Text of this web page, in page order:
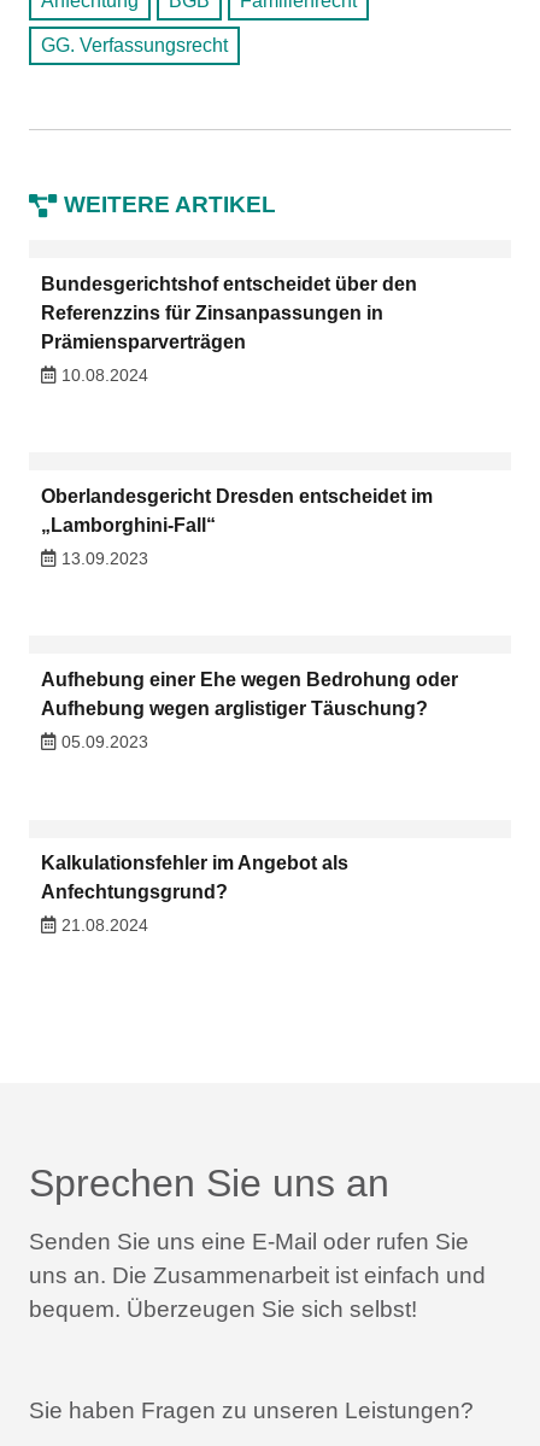
GG. Verfassungsrecht
WEITERE ARTIKEL
Bundesgerichtshof entscheidet über den
Referenzzins für Zinsanpassungen in
Prämiensparverträgen
10.08.2024
Oberlandesgericht Dresden entscheidet im
„Lamborghini-Fall“
13.09.2023
Aufhebung einer Ehe wegen Bedrohung oder
Aufhebung wegen arglistiger Täuschung?
05.09.2023
Kalkulationsfehler im Angebot als
Anfechtungsgrund?
21.08.2024
Sprechen Sie uns an
Senden Sie uns eine E-Mail oder rufen Sie
uns an. Die Zusammenarbeit ist einfach und
bequem. Überzeugen Sie sich selbst!
Sie haben Fragen zu unseren Leistungen?